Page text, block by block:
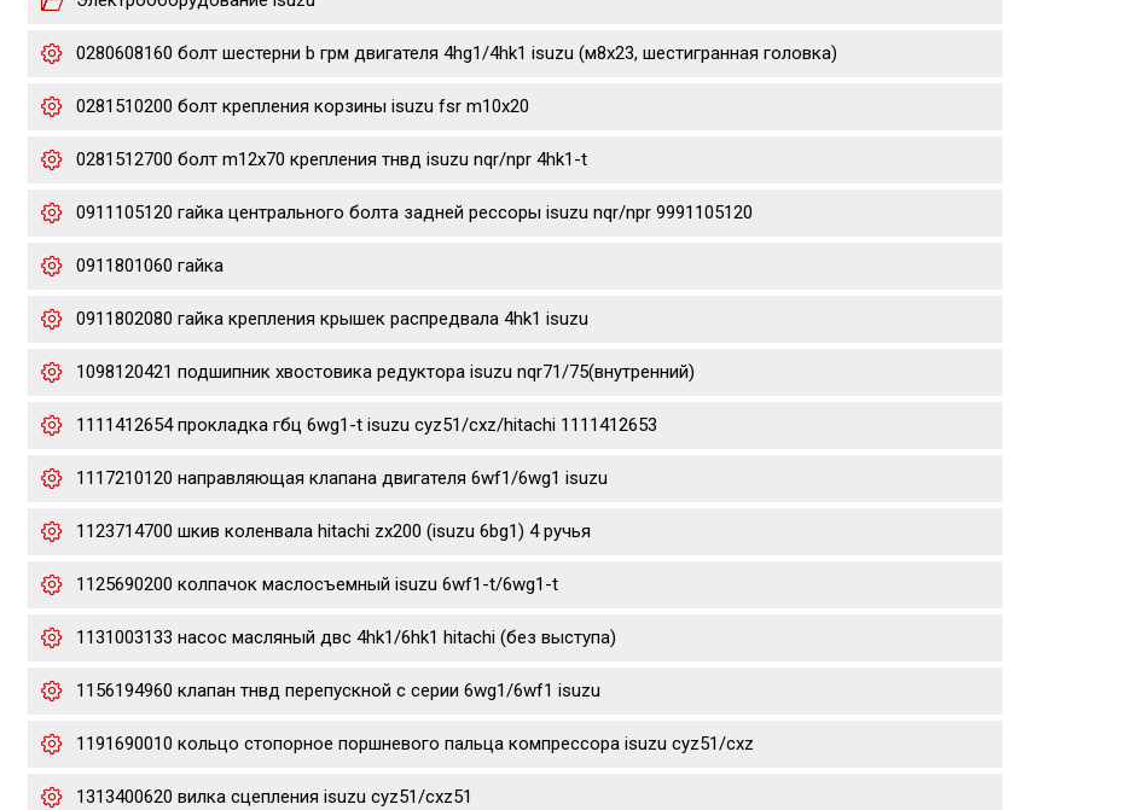
0280608160 болт шестерни b грм двигателя 4hg1/4hk1 isuzu (м8х23, шестигранная головка)
0281510200 болт крепления корзины isuzu fsr m10x20
0281512700 болт m12x70 крепления тнвд isuzu nqr/npr 4hk1-t
0911105120 гайка центрального болта задней рессоры isuzu nqr/npr 9991105120
0911801060 гайка
0911802080 гайка крепления крышек распредвала 4hk1 isuzu
1098120421 подшипник хвостовика редуктора isuzu nqr71/75(внутренний)
1111412654 прокладка гбц 6wg1-t isuzu cyz51/cxz/hitachi 1111412653
1117210120 направляющая клапана двигателя 6wf1/6wg1 isuzu
1123714700 шкив коленвала hitachi zx200 (isuzu 6bg1) 4 ручья
1125690200 колпачок маслосъемный isuzu 6wf1-t/6wg1-t
1131003133 насос масляный двс 4hk1/6hk1 hitachi (без выступа)
1156194960 клапан тнвд перепускной с серии 6wg1/6wf1 isuzu
1191690010 кольцо стопорное поршневого пальца компрессора isuzu cyz51/cxz
1313400620 вилка сцепления isuzu cyz51/cxz51